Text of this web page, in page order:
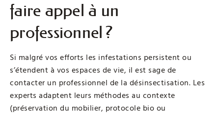
faire appel à un
professionnel ?
Si malgré vos efforts les infestations persistent ou
s’étendent à vos espaces de vie, il est sage de
contacter un professionnel de la désinsectisation. Les
experts adaptent leurs méthodes au contexte
(préservation du mobilier, protocole bio ou